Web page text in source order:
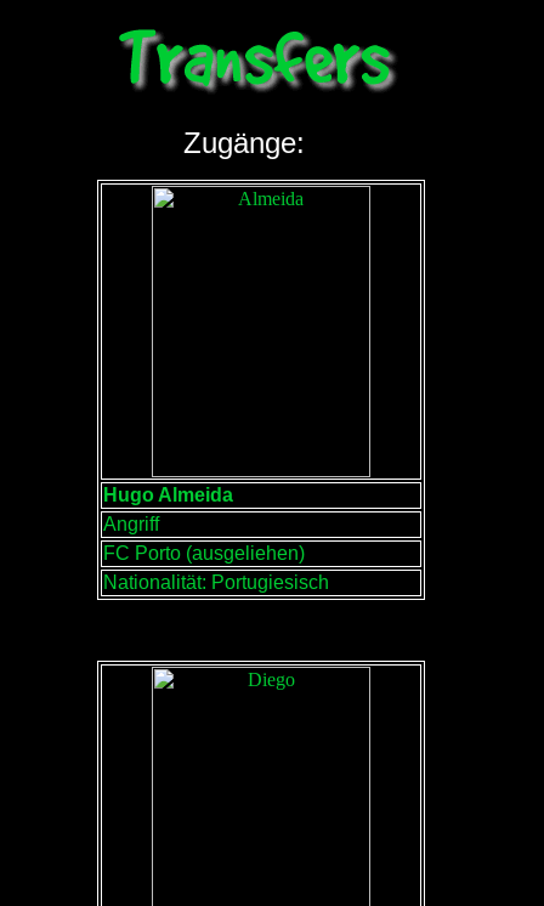
Zugänge:
Hugo Almeida
Angriff
FC Porto (ausgeliehen)
Nationalität: Portugiesisch